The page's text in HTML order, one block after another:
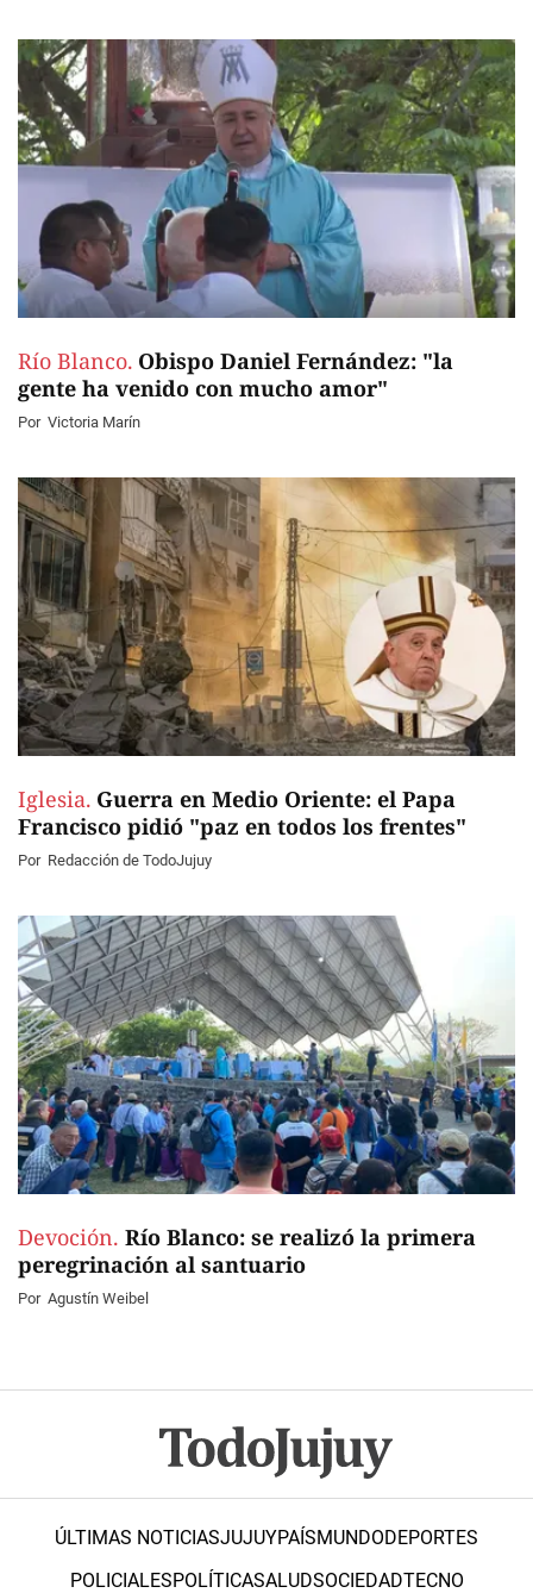
Río Blanco. Obispo Daniel Fernández: "la
gente ha venido con mucho amor"
Por Victoria Marín
Iglesia. Guerra en Medio Oriente: el Papa
Francisco pidió "paz en todos los frentes"
Por Redacción de TodoJujuy
Devoción. Río Blanco: se realizó la primera
peregrinación al santuario
Por Agustín Weibel
ÚLTIMAS NOTICIASJUJUYPAÍSMUNDODEPORTES
POLICIALESPOLÍTICASALUDSOCIEDADTECNO